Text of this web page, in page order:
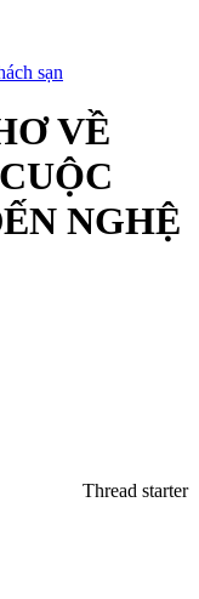
sạn
VỀ
NGHỆ
Thread starter